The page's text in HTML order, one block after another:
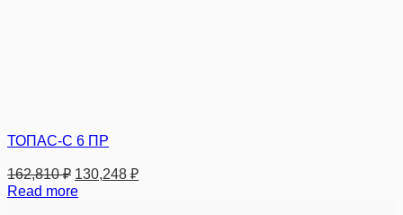
ТОПАС-С 6 ПР
162,810₽ 130,248 ₽
Read more